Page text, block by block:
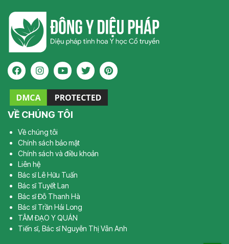
VỀ CHÚNG TÔI
Về chúng tôi
Chính sách bảo mật
Chính sách và điều khoản
Liên hệ
Bác sĩ Lê Hữu Tuấn
Bác sĩ Tuyết Lan
Bác sĩ Đỗ Thanh Hà
Bác sĩ Trần Hải Long
TÂM ĐẠO Y QUÁN
Tiến sĩ, Bác sĩ Nguyễn Thị Vân Anh